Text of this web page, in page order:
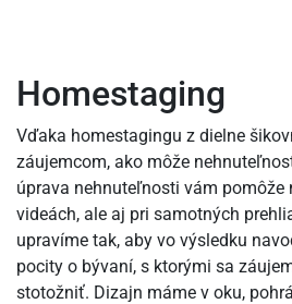
Homestaging
Vďaka homestagingu z dielne
záujemcom, ako môže
úprava nehnuteľnosti vám pomôže
videách, ale aj pri samotných
upravíme tak, aby vo výsledku
pocity o bývaní, s ktorými sa
stotožniť. Dizajn máme v oku,